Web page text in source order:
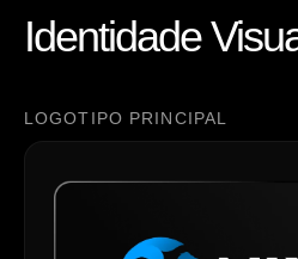
Identidade
LOGOTIPO PRINCIPAL